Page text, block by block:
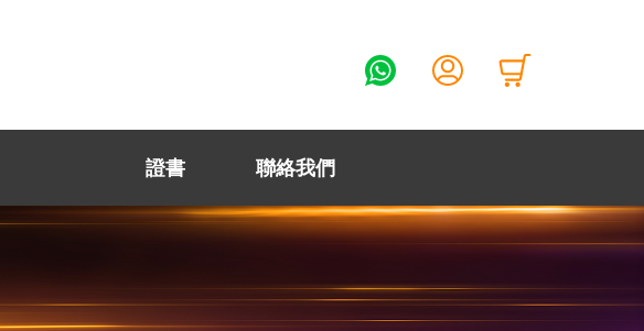
證書 聯絡我們